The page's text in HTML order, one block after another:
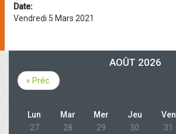
Date:
Vendredi 5 Mars 2021
AOÛT 2026
« Préc.
Lun Mar Mer Jeu Ven
27
28 29 30 31